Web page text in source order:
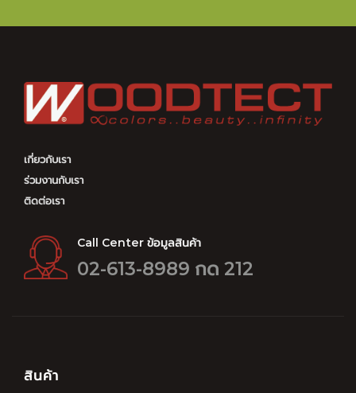
เกี่ยวกับเรา
ร่วมงานกับเรา
ติดต่อเรา
Call Center ข้อมูลสินค้า
02-613-8989 กด 212
สินค้า